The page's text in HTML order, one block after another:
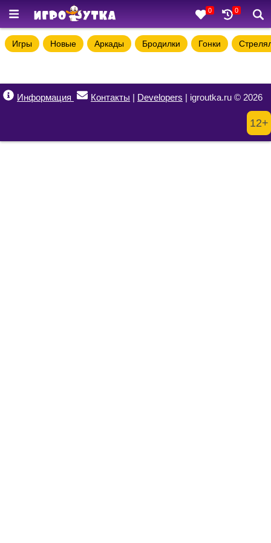
0 0
Игры Новые Аркады Бродилки Гонки
Информация Контакты | Developers | igroutka.ru © 2026
12+